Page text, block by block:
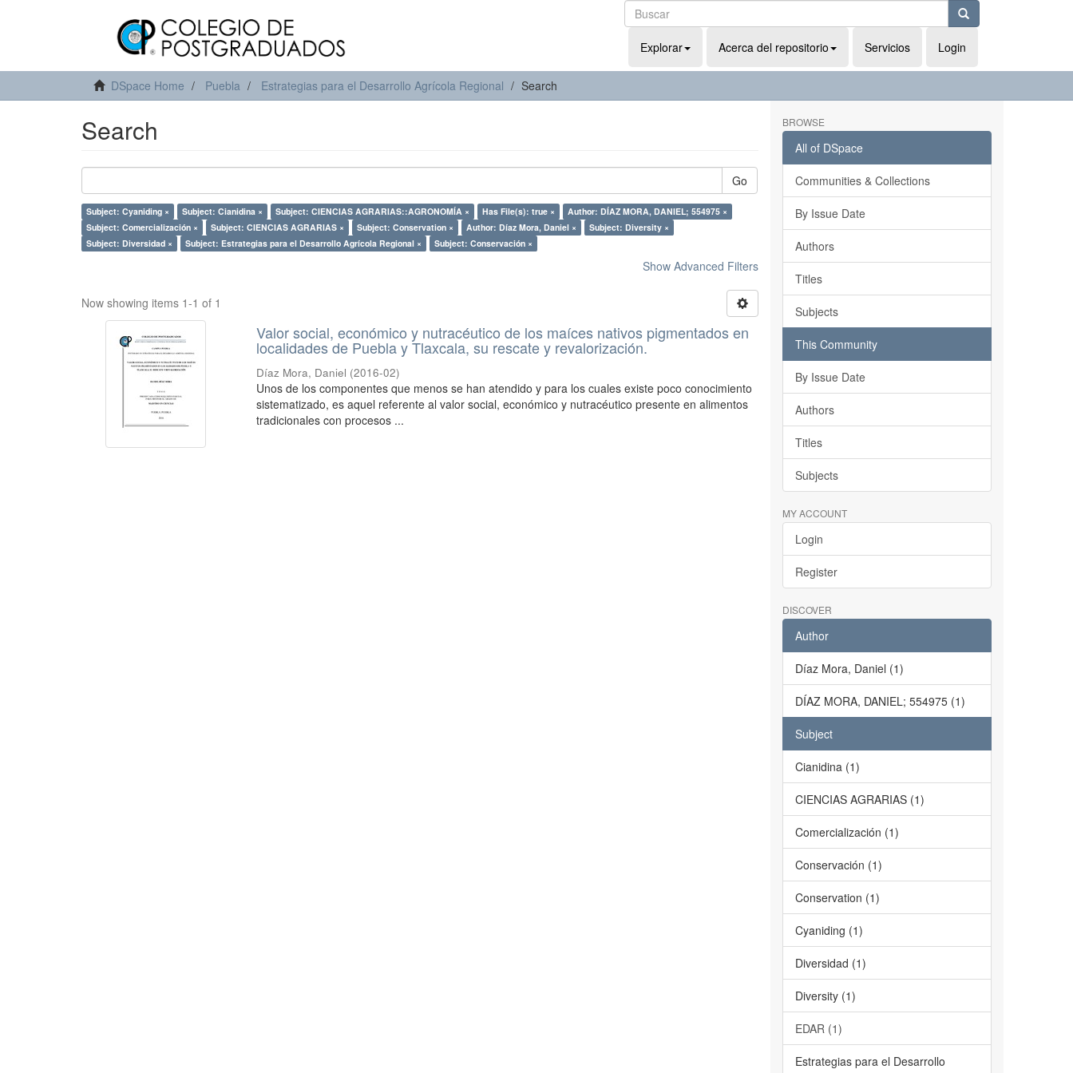
Explorar Acerca del repositorio Servicios Login
DSpace Home Puebla Estrategias para el Desarrollo Agrícola Regional Search
Search
Go
Subject: Cyaniding × Subject: Cianidina × Subject: CIENCIAS AGRARIAS::AGRONOMÍA × Has File(s): true ×
Author: DÍAZ MORA, DANIEL; 554975 ×
Subject: Comercialización ×
Subject: CIENCIAS AGRARIAS × Subject: Conservation × Author: Díaz Mora, Daniel ×
Subject: Diversity ×
Subject: Diversidad ×
Subject: Estrategias para el Desarrollo Agrícola Regional × Subject: Conservación ×
Show Advanced Filters
Now showing items 1-1 of 1
Valor social, económico y nutracéutico de los maíces nativos pigmentados en
localidades de Puebla y Tlaxcala, su rescate y revalorización.
Díaz Mora, Daniel (2016-02)
Unos de los componentes que menos se han atendido y para los cuales existe poco conocimiento
sistematizado, es aquel referente al valor social, económico y nutracéutico presente en alimentos
tradicionales con procesos ...
BROWSE
All of DSpace
Communities & Collections
By Issue Date
Authors
Titles
Subjects
This Community
By Issue Date
Authors
Titles
Subjects
MY ACCOUNT
Login
Register
DISCOVER
Author
Díaz Mora, Daniel (1)
DÍAZ MORA, DANIEL; 554975 (1)
Subject
Cianidina (1)
CIENCIAS AGRARIAS (1)
Comercialización (1)
Conservación (1)
Conservation (1)
Cyaniding (1)
Diversidad (1)
Diversity (1)
EDAR (1)
Estrategias para el Desarrollo